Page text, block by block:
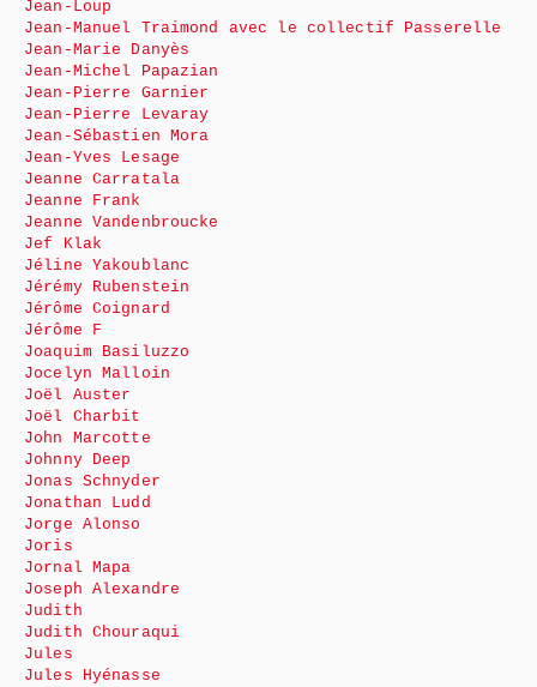
Jean-Loup
Jean-Manuel Traimond avec le collectif Passerelle
Jean-Marie Danyès
Jean-Michel Papazian
Jean-Pierre Garnier
Jean-Pierre Levaray
Jean-Sébastien Mora
Jean-Yves Lesage
Jeanne Carratala
Jeanne Frank
Jeanne Vandenbroucke
Jef Klak
Jéline Yakoublanc
Jérémy Rubenstein
Jérôme Coignard
Jérôme F
Joaquim Basiluzzo
Jocelyn Malloin
Joël Auster
Joël Charbit
John Marcotte
Johnny Deep
Jonas Schnyder
Jonathan Ludd
Jorge Alonso
Joris
Jornal Mapa
Joseph Alexandre
Judith
Judith Chouraqui
Jules
Jules Hyénasse